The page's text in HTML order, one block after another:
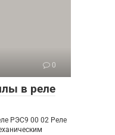
0
в реле
РЭС9 00 02 Реле